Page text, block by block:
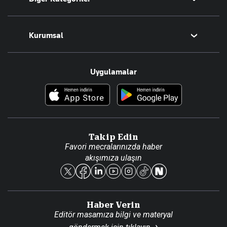
Magazin
Teknoloji
Resmî Ilanlar
Foto Haber
Kurumsal
Hakkımızda
Künye
Reklam Ver
Uygulamalar
Takip Edin
Favori mecralarınızda haber
akışımıza ulaşın
Haber Verin
Editör masamıza bilgi ve materyal